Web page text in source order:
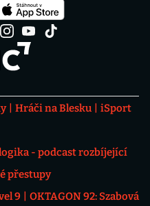
Hráči na Blesku
iSport
- podcast rozbíjející
přestupy
9
OKTAGON 92: Szabová